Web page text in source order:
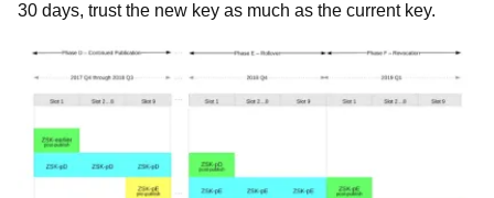
30 days, trust the new key as much as the current key.